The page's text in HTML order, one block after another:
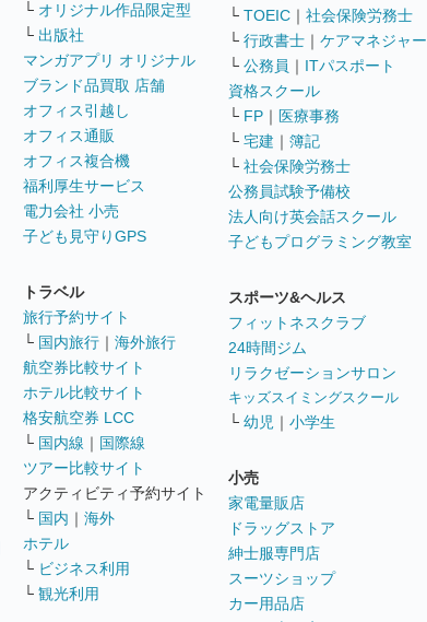
└ オリジナル作品限定型
└ 出版社
マンガアプリ オリジナル
ブランド品買取 店舗
オフィス引越し
オフィス通販
オフィス複合機
福利厚生サービス
電力会社 小売
子ども見守りGPS
トラベル
旅行予約サイト
└ 国内旅行 ｜ 海外旅行
航空券比較サイト
ホテル比較サイト
格安航空券 LCC
└ 国内線 ｜ 国際線
ツアー比較サイト
アクティビティ予約サイト
└ 国内 ｜ 海外
ホテル
└ ビジネス利用
└ 観光利用
└ TOEIC ｜ 社会保険労務士
└ 行政書士 ｜ ケアマネジャー
└ 公務員 ｜ ITパスポート
資格スクール
└ FP ｜ 医療事務
└ 宅建 ｜ 簿記
└ 社会保険労務士
公務員試験予備校
法人向け英会話スクール
子どもプログラミング教室
スポーツ&ヘルス
フィットネスクラブ
24時間ジム
リラクゼーションサロン
キッズスイミングスクール
└ 幼児 ｜ 小学生
小売
家電量販店
ドラッグストア
紳士服専門店
スーツショップ
カー用品店